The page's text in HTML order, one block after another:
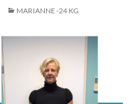
MARIANNE -24 KG